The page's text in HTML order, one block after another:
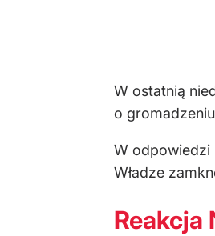
W ostatnią
o
W odpowiedzi
Władze
Reakcja